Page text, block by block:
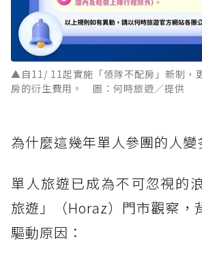
▲自11/ 11起實施「領隊不配房」新制，
房的衍生費用。 圖：何時旅遊／提供
為什麼這幾年單人參團的人變
單人旅遊已成為不可忽視的
旅遊」（Horaz）門市觀察，
驅動原因：